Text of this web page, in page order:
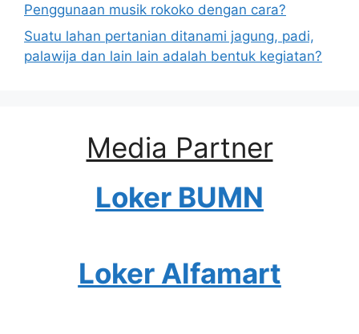
Penggunaan musik rokoko dengan cara?
Suatu lahan pertanian ditanami jagung, padi,
palawija dan lain lain adalah bentuk kegiatan?
Media Partner
Loker BUMN
Loker Alfamart